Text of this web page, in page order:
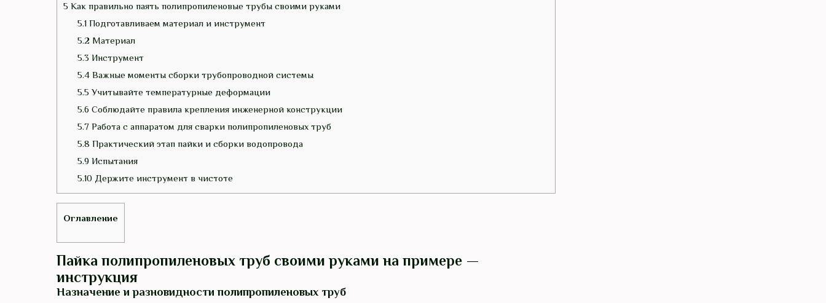
5 Как правильно паять полипропиленовые трубы своими руками
5.1Подготавливаем материал и инструмент
5.2Материал
5.3 Инструмент
5.4Важные моменты сборки трубопроводной системы
5.5 Учитывайте температурные деформации
5.6 Соблюдайте правила крепления инженерной конструкции
5.7Работа с аппаратом для сварки полипропиленовых труб
5.8 Практический этап пайки и сборки водопровода
5.9Испытания
5.10 Держите инструмент в чистоте
Оглавление
Пайка полипропиленовых труб своими руками на примере —
инструкция
Назначение и разновидности полипропиленовых труб